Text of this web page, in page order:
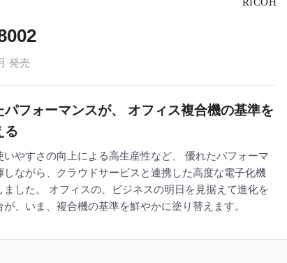
発売
パフォーマンスが、 オフィス複合機の基準を
る
いやすさの向上による高生産性など、 優れたパフォーマ
しながら、クラウドサービスと連携した高度な電子化機
ました。 オフィスの、ビジネスの明日を見据えて進化を
が、いま、複合機の基準を鮮やかに塗り替えます。